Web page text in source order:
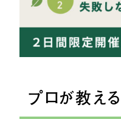
プロが教え